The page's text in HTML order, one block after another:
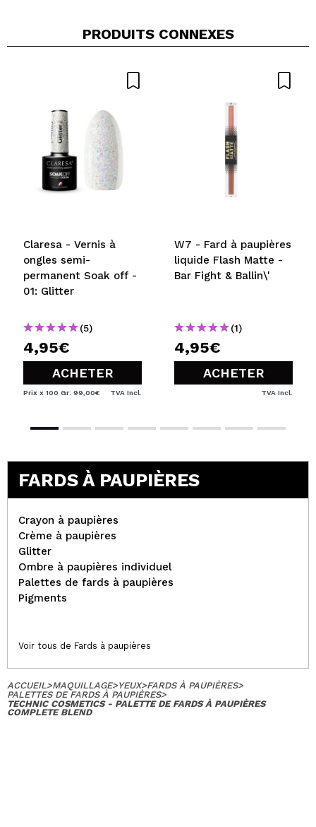
PRODUITS CONNEXES
Claresa - Vernis à
ongles semi-
permanent Soak off -
01: Glitter
(5)
4,95€
ACHETER
Prix x 100 Gr: 99,00€ TVA Incl.
W7 - Fard à paupières
liquide Flash Matte -
Bar Fight & Ballin\'
(1)
4,95€
ACHETER
TVA Incl.
FARDS À PAUPIÈRES
Crayon à paupières
Crème à paupières
Glitter
Ombre à paupières individuel
Palettes de fards à paupières
Pigments
Voir tous de Fards à paupières
ACCUEIL>MAQUILLAGE>YEUX>FARDS À PAUPIÈRES>
PALETTES DE FARDS À PAUPIÈRES>
TECHNIC COSMETICS - PALETTE DE FARDS À PAUPIÈRES
COMPLETE BLEND